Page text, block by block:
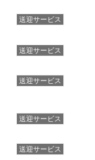
送迎サービス
送迎サービス
送迎サービス
送迎サービス
送迎サービス